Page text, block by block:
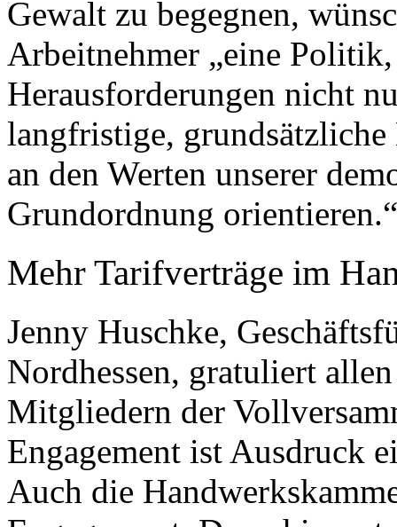
Gewalt zu begegnen,
Arbeitnehmer „eine
Herausforderungen nicht
langfristige,
an den Werten unserer
Grundordnung orientieren.“
Mehr Tarifverträge im
Jenny Huschke,
Nordhessen, gratuliert
Mitgliedern der
Engagement ist Ausdruck
Auch die